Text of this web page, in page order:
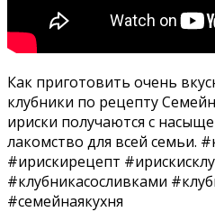
Как приготовить очень
клубники по рецепту
ириски получаются с
лакомство для всей семьи.
#ирискирецепт
#клубникасосливками
#семейнаякухня